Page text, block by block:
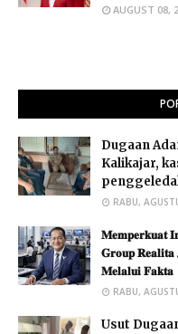
AUGUST 08,
Dugaan
Kalikajar,
RABU,
𝐌𝐞𝐦𝐩𝐞𝐫𝐤𝐮𝐚𝐭
𝐆𝐫𝐨𝐮𝐩
𝐌𝐞𝐥𝐚𝐥𝐮𝐢 𝐅𝐚𝐤𝐭𝐚 ​
RABU,
Usut